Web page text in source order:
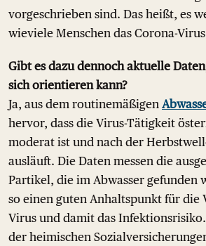
vorgeschrieben sind. Das heißt, es
wieviele Menschen das Corona-
Gibt es dazu dennoch aktuelle
sich orientieren kann?
Ja, aus dem routinemäßigen
hervor, dass die Virus-Tätigkeit
moderat ist und nach der
ausläuft. Die Daten messen die
Partikel, die im Abwasser gefunden
so einen guten Anhaltspunkt für die
Virus und damit das
der heimischen